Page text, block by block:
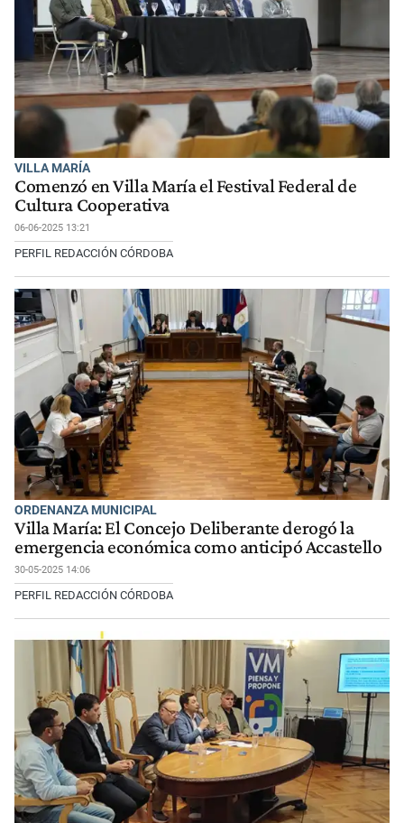
VILLA MARÍA
Comenzó en Villa María el Festival Federal de
Cultura Cooperativa
06-06-2025 13:21
PERFIL REDACCIÓN CÓRDOBA
ORDENANZA MUNICIPAL
Villa María: El Concejo Deliberante derogó la
emergencia económica como anticipó Accastello
30-05-2025 14:06
PERFIL REDACCIÓN CÓRDOBA